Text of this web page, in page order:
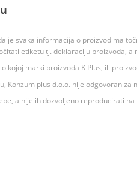
je svaka informacija o proizvodima
etiketu tj. deklaraciju proizvoda,
kojoj marki proizvoda K Plus, ili
plus d.o.o. nije odgovoran za
a nije ih dozvoljeno reproducirati